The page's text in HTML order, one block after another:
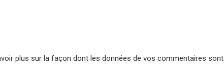
plus sur la façon dont les données de vos commentaires sont